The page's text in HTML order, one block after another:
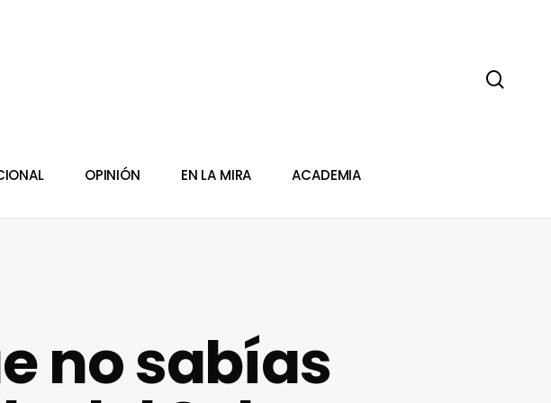
OPINIÓN EN LA MIRA ACADEMIA
no sabías